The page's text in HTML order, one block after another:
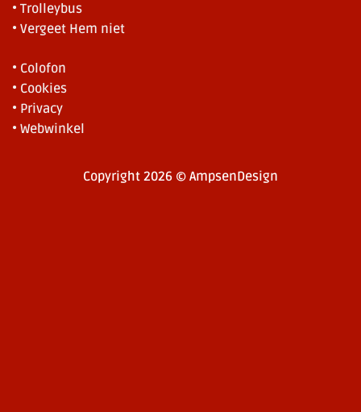
• Trolleybus
• Vergeet Hem niet
• Colofon
• Cookies
• Privacy
• Webwinkel
Copyright 2026 © AmpsenDesign